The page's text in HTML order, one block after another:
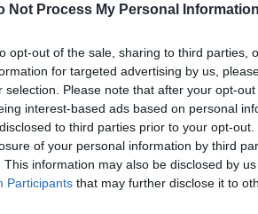
Not Process My Personal Information
opt-out of the sale, sharing to third parties,
for targeted advertising by us,
selection. Please note that after your opt-
interest-based ads based on personal
to third parties prior to your opt-
of your personal information by third
This information may also be disclosed by
Participants that may further disclose it to
Ciągle w drodze? Nie musisz się już